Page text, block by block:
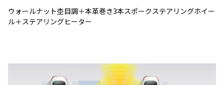
ウォールナット杢目調＋本革巻き3本スポークステアリングホイー
ル＋ステアリングヒーター